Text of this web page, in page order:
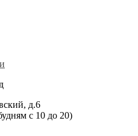
д.6
c 10 до 20)